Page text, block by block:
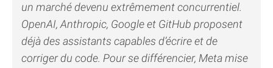
un marché devenu extrêmement concurrentiel.
OpenAI, Anthropic, Google et GitHub proposent
déjà des assistants capables d’écrire et de
corriger du code. Pour se différencier, Meta mise